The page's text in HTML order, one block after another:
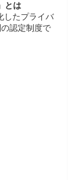
とは
したプライバ
認定制度で